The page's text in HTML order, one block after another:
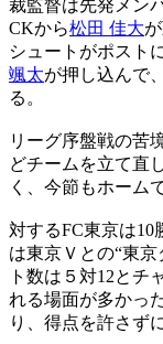
裁監督は先発メン
CKから松田 佳大
シュートがポスト
颯太が押し込んで
る。
リーグ序盤戦の苦
どチームを立て直
く、今節もホーム
対するFC東京は10
は東京Ｖとの“東
ト数は５対12とチ
れる場面が多かっ
り、得点を許さず